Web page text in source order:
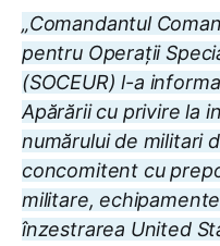
„Comandantul
pentru Operații
(SOCEUR) l-a
Apărării cu privire la
numărului de militari
concomitent cu
militare,
înzestrarea United